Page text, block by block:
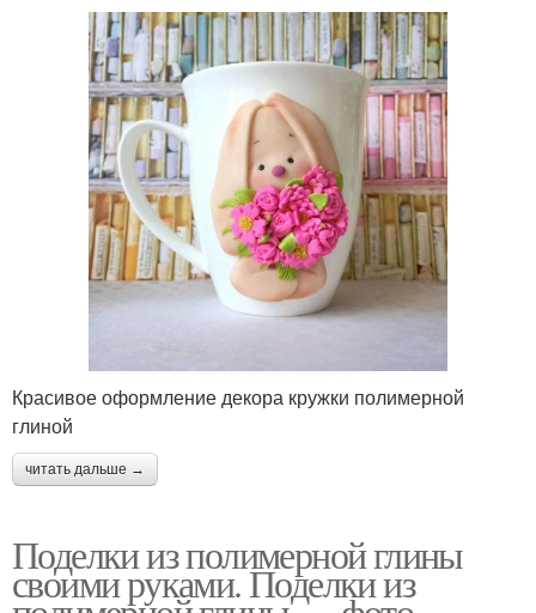
Красивое оформление декора кружки полимерной
глиной
читать дальше →
Поделки из полимерной глины
своими руками. Поделки из